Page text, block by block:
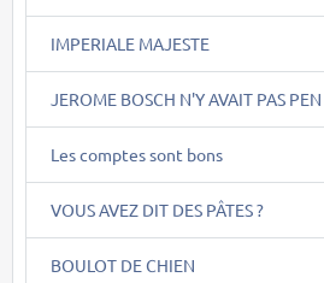
IMPERIALE MAJESTE
JEROME BOSCH N'Y AVAIT PAS PEN
Les comptes sont bons
VOUS AVEZ DIT DES PÂTES ?
BOULOT DE CHIEN